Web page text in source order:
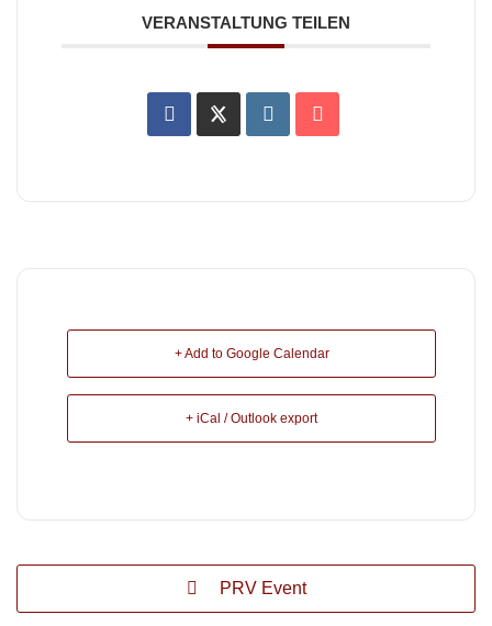
VERANSTALTUNG TEILEN
+ Add to Google Calendar
+ iCal / Outlook export
PRV Event